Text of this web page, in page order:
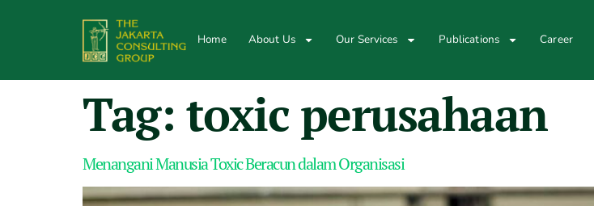
Home About Us Our Services Publications Career
Tag: toxic perusahaan
Menangani Manusia Toxic Beracun dalam Organisasi